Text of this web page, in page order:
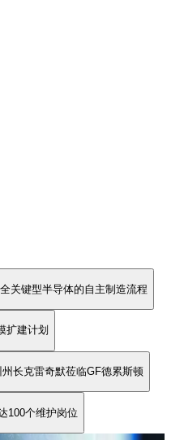
关键型半导体的自主制造流程
扩建计划
长克雷奇默莅临GF德累斯顿
100个维护岗位